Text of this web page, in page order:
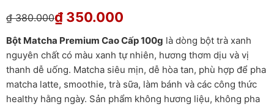
₫380.000₫ 350.000
Bột Matcha Premium Cao Cấp 100g là dòng bột trà xanh
nguyên chất có màu xanh tự nhiên, hương thơm dịu và vị
thanh dễ uống. Matcha siêu mịn, dễ hòa tan, phù hợp để pha
matcha latte, smoothie, trà sữa, làm bánh và các công thức
healthy hằng ngày. Sản phẩm không hương liệu, không pha